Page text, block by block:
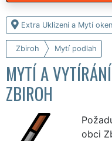
Extra Uklízení a Mytí oken
Zbiroh Mytí podlah
MYTÍ A
ZBIROH
obci